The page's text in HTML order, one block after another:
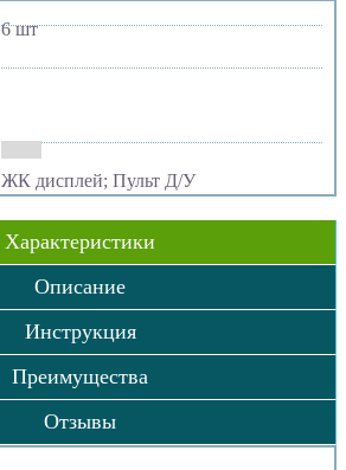
6 шт
ЖК дисплей; Пульт Д/У
Характеристики
Описание
Инструкция
Преимущества
Отзывы